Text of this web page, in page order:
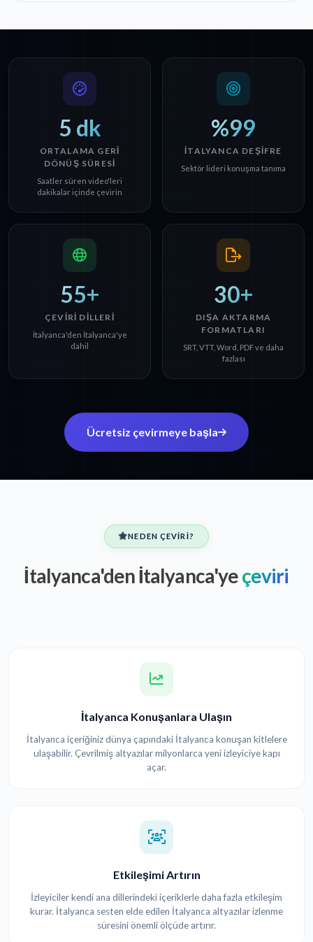
5 dk
ORTALAMA GERI
DÖNÜŞ SÜRESI
Saatler süren video'leri
dakikalar içinde çevirin
%99
İTALYANCA DEŞIFRE
Sektör lideri konuşma tanıma
55+
ÇEVIRI DILLERI
İtalyanca'den İtalyanca'ye
dahil
30+
DIŞA AKTARMA
FORMATLARI
SRT, VTT, Word, PDF ve daha
fazlası
Ücretsiz çevirmeye başla
NEDEN ÇEVIRI?
İtalyanca'den İtalyanca'yeçeviri
İtalyanca Konuşanlara Ulaşın
İtalyanca içeriğiniz dünya çapındaki İtalyanca konuşan kitlelere
ulaşabilir. Çevrilmiş altyazılar milyonlarca yeni izleyiciye kapı
açar.
Etkileşimi Artırın
İzleyiciler kendi ana dillerindeki içeriklerle daha fazla etkileşim
kurar. İtalyanca sesten elde edilen İtalyanca altyazılar izlenme
süresini önemli ölçüde artırır.